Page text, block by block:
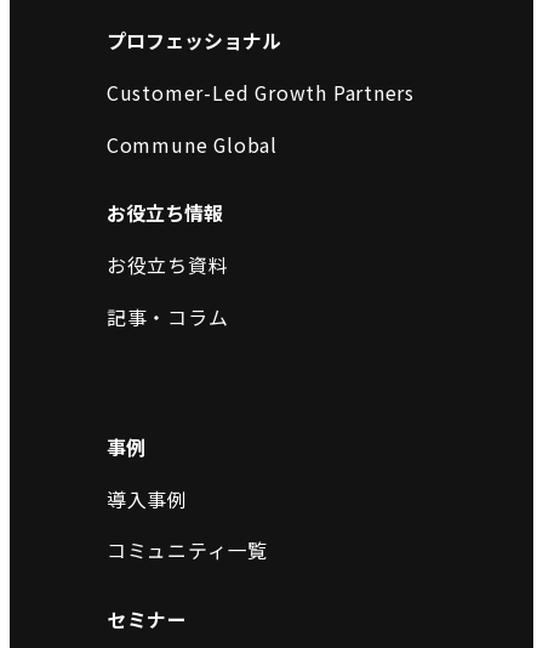
プロフェッショナル
Customer-Led Growth Partners
Commune Global
お役立ち情報
お役立ち資料
記事・コラム
事例
導入事例
コミュニティ一覧
セミナー